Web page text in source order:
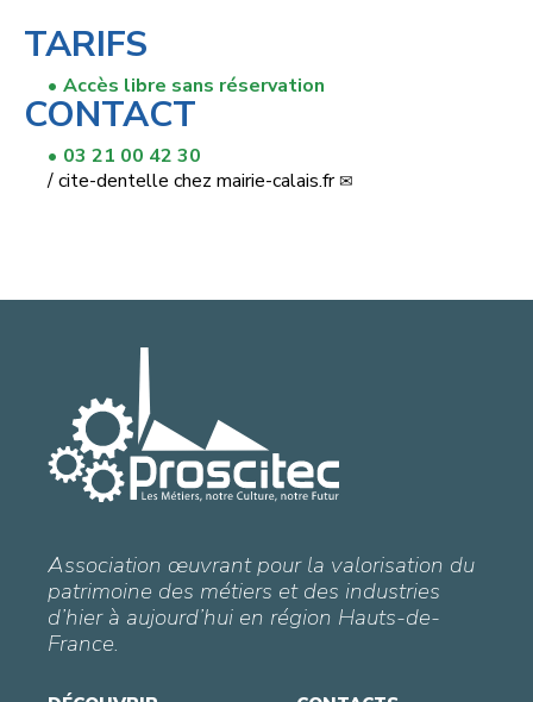
TARIFS
Accès libre sans réservation
CONTACT
03 21 00 42 30
/cite-dentelle chez mairie-calais.fr
Association œuvrant pour la valorisation du
patrimoine des métiers et des industries
d’hier à aujourd’hui en région Hauts-de-
France.